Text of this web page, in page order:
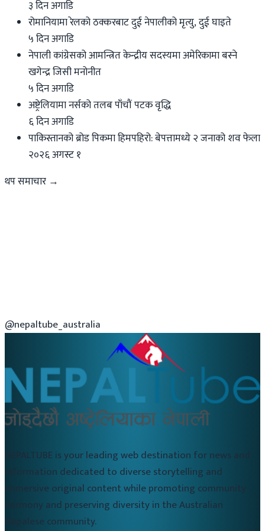
३ दिन अगाडि
रोमानियामा रेलको ठक्करबाट दुई नेपालीको मृत्यु, दुई घाइते
५ दिन अगाडि
नेपाली कांग्रेसको आमन्त्रित केन्द्रीय सदस्यमा अमेरिकामा बस्ने
खगेन्द्र जिसी मनोनीत
५ दिन अगाडि
अष्ट्रेलियामा नर्सको तलब पाँचौं पटक वृद्धि
६ दिन अगाडि
पाकिस्तानको ब्रोड पिकमा हिमपहिरो: बेपत्तामध्ये २ जनाको शव फेला
२०२६ अगस्ट १
थप समाचार →
@nepaltube_australia
NEPALTUBE is your leading web destination for news and
information dedicated to diverse storytelling and
immersive original content while promoting community
harmony and preserving diversity in the Australian
Nepalese community.